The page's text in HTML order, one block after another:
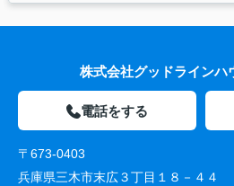
株式会社グッドライン
電話をする
〒673-0403
兵庫県三木市末広３丁目１８－４４